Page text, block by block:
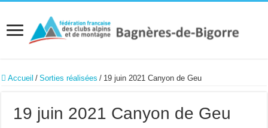
Accueil / Sorties réalisées / 19 juin 2021 Canyon de Geu
19 juin 2021 Canyon de Geu